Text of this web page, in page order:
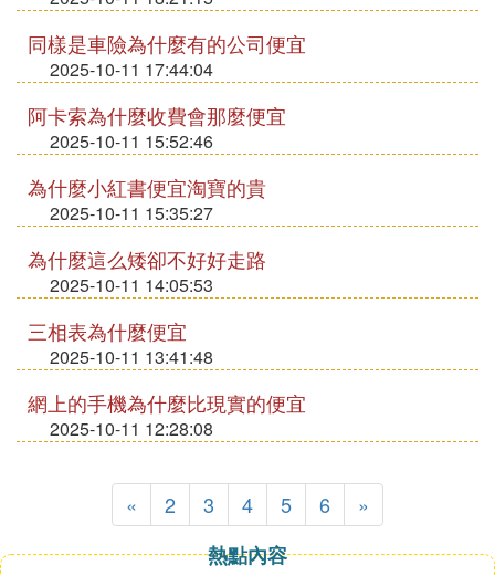
同樣是車險為什麼有的公司便宜
2025-10-11 17:44:04
阿卡索為什麼收費會那麼便宜
2025-10-11 15:52:46
為什麼小紅書便宜淘寶的貴
2025-10-11 15:35:27
為什麼這么矮卻不好好走路
2025-10-11 14:05:53
三相表為什麼便宜
2025-10-11 13:41:48
網上的手機為什麼比現實的便宜
2025-10-11 12:28:08
« 2 3 4 5 6
»
熱點內容